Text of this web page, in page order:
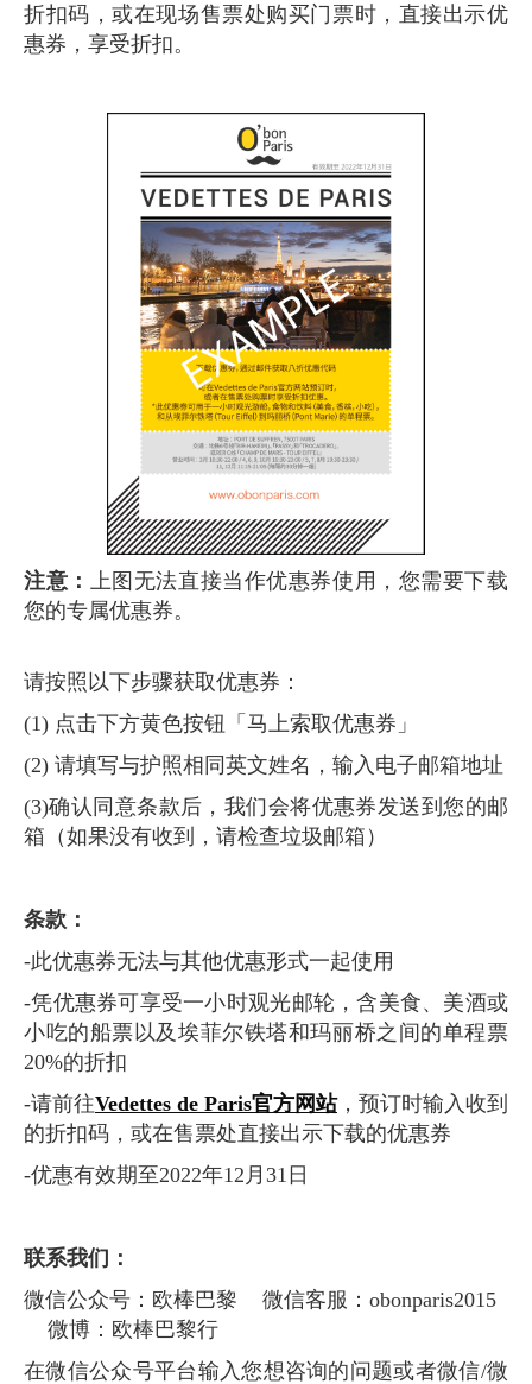
折扣码，或在现场售票处购买门票时，直接出示优
惠券，享受折扣。
注意：
上图无法直接当作优惠券使用，您需要下载
您的专属优惠券。
请按照以下步骤获取优惠券：
(1) 点击下方黄色按钮「马上索取优惠券」
(2) 请填写与护照相同英文姓名，输入电子邮箱地址
(3)确认同意条款后，我们会将优惠券发送到您的邮
箱（如果没有收到，请检查垃圾邮箱）
条款：
-此优惠券无法与其他优惠形式一起使用
-凭优惠券可享受一小时观光邮轮，含美食、美酒或
小吃的船票以及埃菲尔铁塔和玛丽桥之间的单程票
20%的折扣
-请前往Vedettes de Paris官方网站，预订时输入收到
的折扣码，或在售票处直接出示下载的优惠券
-优惠有效期至2022年12月31日
联系我们：
微信公众号：欧棒巴黎 微信客服：obonparis2015
微博：欧棒巴黎行
在微信公众号平台输入您想咨询的问题或者微信/微